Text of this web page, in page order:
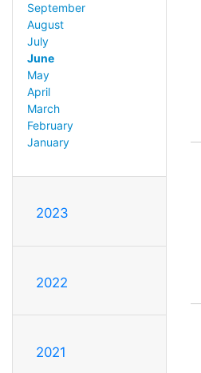
September
August
July
June
May
April
March
February
January
2023
2022
2021